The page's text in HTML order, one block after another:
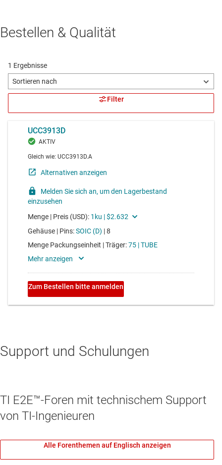
Bestellen & Qualität
Support und Schulungen
TI E2E™-Foren mit technischem Support
von TI-Ingenieuren
Alle Forenthemen auf Englisch anzeigen